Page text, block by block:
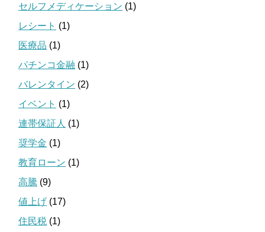
セルフメディケーション (1)
レシート (1)
医療品 (1)
パチンコ金融 (1)
バレンタイン (2)
イベント (1)
連帯保証人 (1)
奨学金 (1)
教育ローン (1)
高騰 (9)
値上げ (17)
住民税 (1)